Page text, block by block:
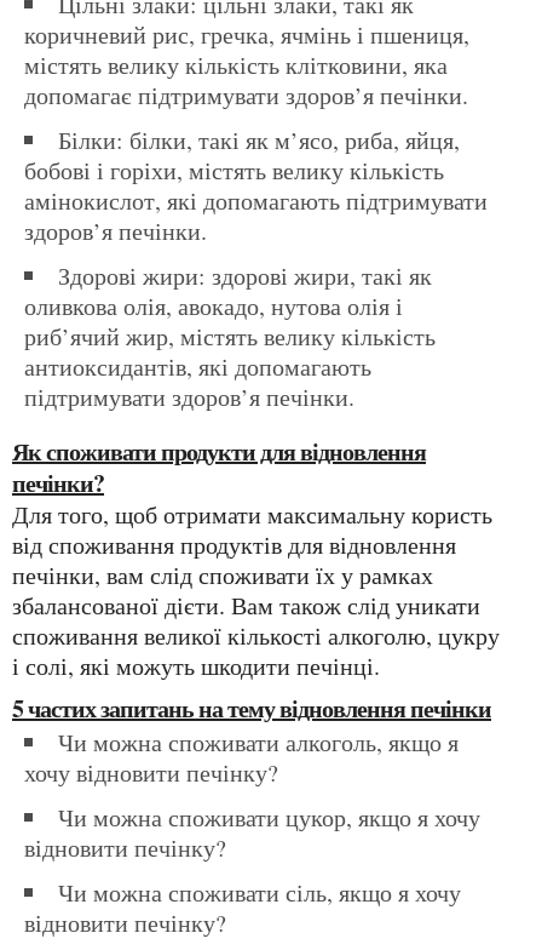
коричневий рис, гречка, ячмінь і пшениця,
містять велику кількість клітковини, яка
допомагає підтримувати здоров’я печінки.
Білки: білки, такі як м’ясо, риба, яйця,
бобові і горіхи, містять велику кількість
амінокислот, які допомагають підтримувати
здоров’я печінки.
Здорові жири: здорові жири, такі як
оливкова олія, авокадо, нутова олія і
риб’ячий жир, містять велику кількість
антиоксидантів, які допомагають
підтримувати здоров’я печінки.
Як споживати продукти для відновлення
печінки?
Для того, щоб отримати максимальну користь
від споживання продуктів для відновлення
печінки, вам слід споживати їх у рамках
збалансованої дієти. Вам також слід уникати
споживання великої кількості алкоголю, цукру
і солі, які можуть шкодити печінці.
5 частих запитань на тему відновлення печінки
Чи можна споживати алкоголь, якщо я
хочу відновити печінку?
Чи можна споживати цукор, якщо я хочу
відновити печінку?
Чи можна споживати сіль, якщо я хочу
відновити печінку?